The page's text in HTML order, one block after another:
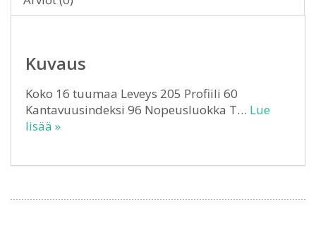
Kuvaus
Koko 16 tuumaa Leveys 205 Profiili 60
Kantavuusindeksi 96 Nopeusluokka T… Lue
lisää »